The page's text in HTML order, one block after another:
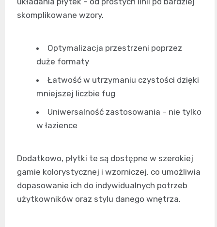
skomplikowane wzory.
Optymalizacja przestrzeni poprzez
duże formaty
Łatwość w utrzymaniu czystości dzięki
mniejszej liczbie fug
Uniwersalność zastosowania – nie tylko
w łazience
Dodatkowo, płytki te są dostępne w szerokiej
gamie kolorystycznej i wzorniczej, co umożliwia
dopasowanie ich do indywidualnych potrzeb
użytkowników oraz stylu danego wnętrza.